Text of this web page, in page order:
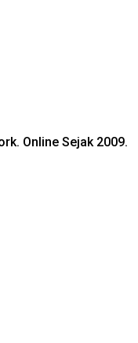
Online Sejak 2009.